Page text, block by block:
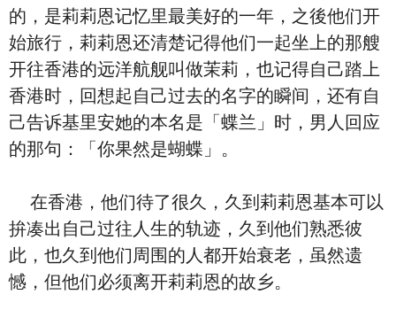
的，是莉莉恩记忆里最美好的一年，之後他们开
始旅行，莉莉恩还清楚记得他们一起坐上的那艘
开往香港的远洋航舰叫做茉莉，也记得自己踏上
香港时，回想起自己过去的名字的瞬间，还有自
己告诉基里安她的本名是「蝶兰」时，男人回应
的那句：「你果然是蝴蝶」。
在香港，他们待了很久，久到莉莉恩基本可以
拚凑出自己过往人生的轨迹，久到他们熟悉彼
此，也久到他们周围的人都开始衰老，虽然遗
憾，但他们必须离开莉莉恩的故乡。